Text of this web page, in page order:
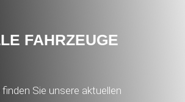
FAHRZEUGE
Sie unsere aktuellen